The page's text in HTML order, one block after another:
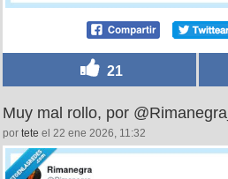
21
Muy mal rollo, por @Rimanegra_
por tete el 22 ene 2026, 11:32